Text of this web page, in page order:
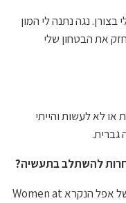
נגה נתנה לי המון
את הבטחון שלי
או לא לעשות והייתי
גברית.
להשתלב בתעשיה?
בהחלט. אני חברה כיום בפורום בינלאומי של אפל הנקרא Women at